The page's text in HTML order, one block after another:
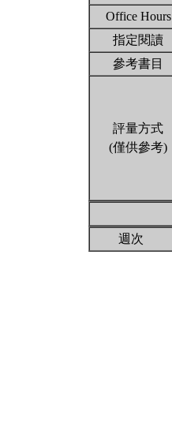
Office Hours
指定閱讀
參考書目
評量方式
(僅供參考)
週次